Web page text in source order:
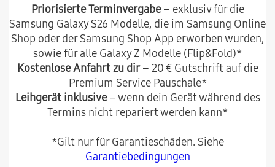
Priorisierte Terminvergabe– exklusiv für die
Samsung Galaxy S26 Modelle, die im Samsung Online
Shop oder der Samsung Shop App erworben wurden,
sowie für alle Galaxy Z Modelle (Flip&Fold)*
Kostenlose Anfahrt zu dir– 20 € Gutschrift auf die
Premium Service Pauschale*
Leihgerät inklusive– wenn dein Gerät während des
Termins nicht repariert werden kann*
*Gilt nur für Garantieschäden. Siehe
Garantiebedingungen